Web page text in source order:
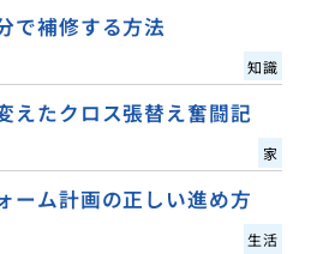
で補修する方法
知識
えたクロス張替え奮闘記
家
ーム計画の正しい進め方
生活